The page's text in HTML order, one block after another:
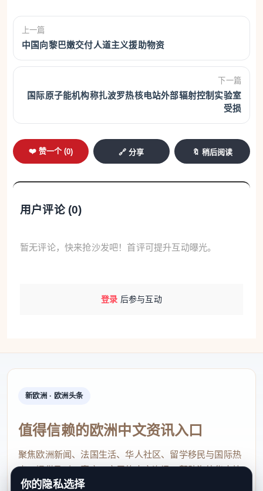
上一篇
中国向黎巴嫩交付人道主义援助物资
下一篇
国际原子能机构称扎波罗热核电站外部辐射控制实验室
受损
❤️ 赞一个 (0) 🔗 分享 🔖 稍后阅读
用户评论 (0)
暂无评论，快来抢沙发吧！首评可提升互动曝光。
登录 后参与互动
新欧洲 · 欧洲头条
值得信赖的欧洲中文资讯入口
聚焦欧洲新闻、法国生活、华人社区、留学移民与国际热
点，提供及时、真实、实用的中文资讯，帮助海外华人快
速了解欧洲动态。
你的隐私选择